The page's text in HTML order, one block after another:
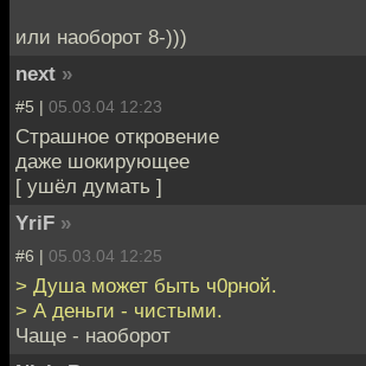
или наоборот 8-)))
next »
#5 | 05.03.04 12:23
Страшное откровение
даже шокирующее
[ ушёл думать ]
YriF »
#6 | 05.03.04 12:25
> Душа может быть ч0рной.
> А деньги - чистыми.
Чаще - наоборот